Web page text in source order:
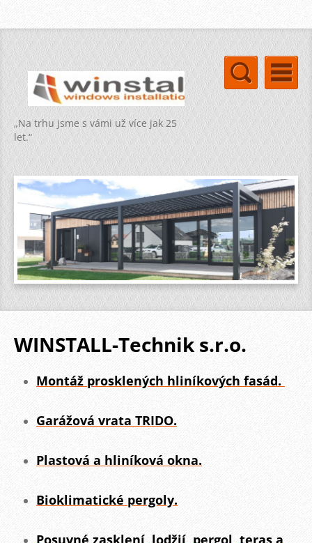
„Na trhu jsme s vámi už více jak 25
let.“
WINSTALL-Technik s.r.o.
Montáž prosklených hliníkových fasád.
Garážová vrata TRIDO.
Plastová a hliníková okna.
Bioklimatické pergoly.